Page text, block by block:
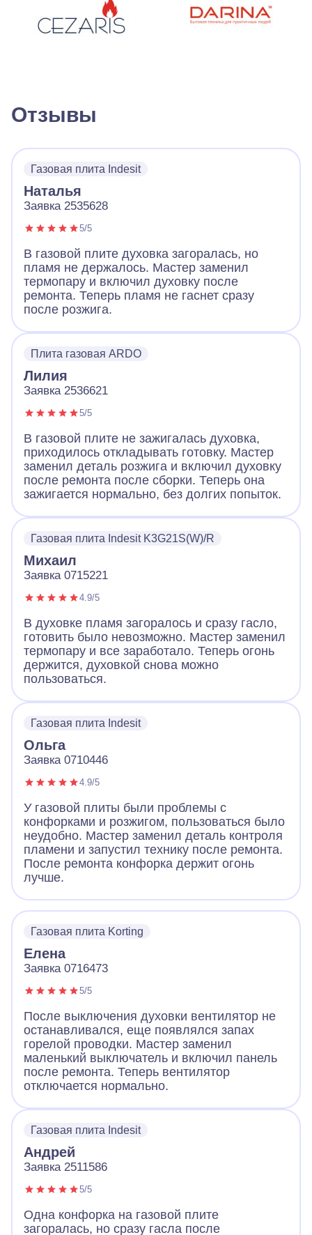
Отзывы
Газовая плита Indesit
Наталья
Заявка 2535628
5/5
В газовой плите духовка загоралась, но
пламя не держалось. Мастер заменил
термопару и включил духовку после
ремонта. Теперь пламя не гаснет сразу
после розжига.
Плита газовая ARDO
Лилия
Заявка 2536621
5/5
В газовой плите не зажигалась духовка,
приходилось откладывать готовку. Мастер
заменил деталь розжига и включил духовку
после ремонта после сборки. Теперь она
зажигается нормально, без долгих попыток.
Газовая плита Indesit K3G21S(W)/R
Михаил
Заявка 0715221
4.9/5
В духовке пламя загоралось и сразу гасло,
готовить было невозможно. Мастер заменил
термопару и все заработало. Теперь огонь
держится, духовкой снова можно
пользоваться.
Газовая плита Indesit
Ольга
Заявка 0710446
4.9/5
У газовой плиты были проблемы с
конфорками и розжигом, пользоваться было
неудобно. Мастер заменил деталь контроля
пламени и запустил технику после ремонта.
После ремонта конфорка держит огонь
лучше.
Газовая плита Korting
Елена
Заявка 0716473
5/5
После выключения духовки вентилятор не
останавливался, еще появлялся запах
горелой проводки. Мастер заменил
маленький выключатель и включил панель
после ремонта. Теперь вентилятор
отключается нормально.
Газовая плита Indesit
Андрей
Заявка 2511586
5/5
Одна конфорка на газовой плите
загоралась, но сразу гасла после